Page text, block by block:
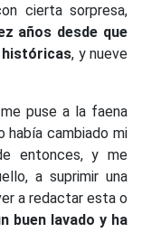
cierta sorpresa,
años desde que
históricas, y nueve
puse a la faena
había cambiado mi
entonces, y me
a suprimir una
a redactar esta o
buen lavado y ha